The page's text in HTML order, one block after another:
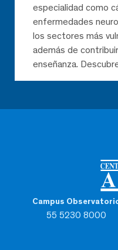
Campus
55 5230 8000
especialidad como
enfermedades
los sectores más
además de
enseñanza.